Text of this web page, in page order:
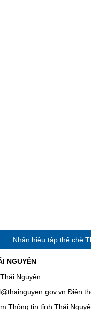
Nhãn hiệu tập thể chè
NGUYÊN
Nguyên
Điện
Thông tin tỉnh Thái